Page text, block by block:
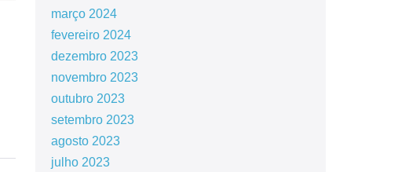
março 2024
fevereiro 2024
dezembro 2023
novembro 2023
outubro 2023
setembro 2023
agosto 2023
julho 2023